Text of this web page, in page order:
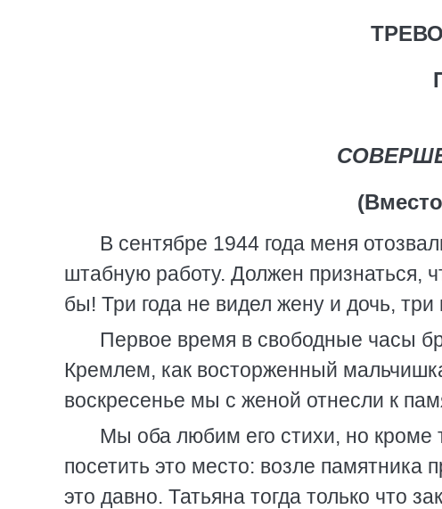
В сентябре 1944 года меня
штабную работу. Должен признаться,
бы! Три года не видел жену и дочь,
Первое время в свободные часы
Кремлем, как восторженный
воскресенье мы с женой отнесли к
Мы оба любим его стихи, но кроме
посетить это место: возле
это давно. Татьяна тогда только что